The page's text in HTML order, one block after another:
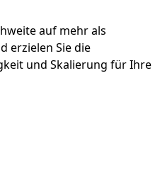
auf mehr als 60
auf mehr als
erzielen Sie die
und Skalierung für Ihre